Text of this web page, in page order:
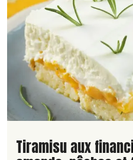
Lire la suite de la
Tiramisu aux